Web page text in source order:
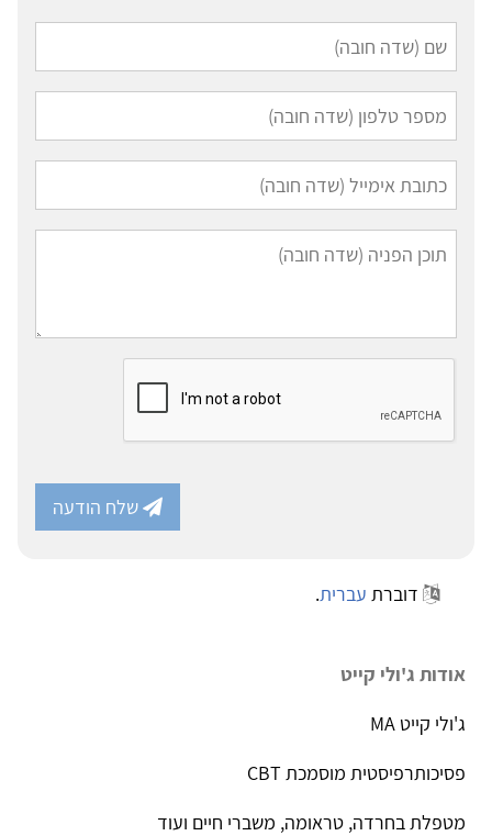
שלח הודעה
דוברת עברית.
אודות ג'ולי קייט
ג'ולי קייט MA
פסיכותרפיסטית מוסמכת CBT
מטפלת בחרדה, טראומה, משברי חיים ועוד